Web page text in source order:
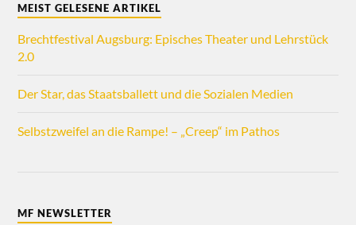
MEIST GELESENE ARTIKEL
Brechtfestival Augsburg: Episches Theater und Lehrstück
2.0
Der Star, das Staatsballett und die Sozialen Medien
Selbstzweifel an die Rampe! – „Creep“ im Pathos
MF NEWSLETTER